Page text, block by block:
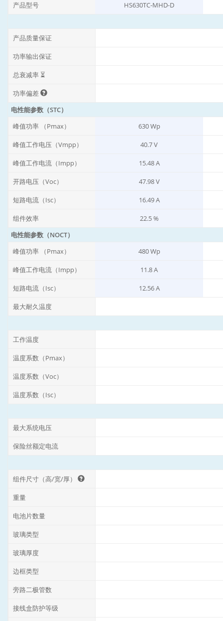
产品型号 HS630TC-MHD-D
产品质量保证
功率输出保证
总衰减率 ⏳
功率偏差
电性能参数（STC）
峰值功率 （Pmax）
630 Wp
峰值工作电压（Vmpp） 40.7 V
峰值工作电流（Impp） 15.48 A
开路电压（Voc） 47.98 V
短路电流（Isc） 16.49 A
组件效率
22.5 %
电性能参数（NOCT）
峰值功率 （Pmax）
480 Wp
峰值工作电流（Impp） 11.8 A
短路电流（Isc） 12.56 A
最大耐久温度
工作温度
温度系数（Pmax）
温度系数（Voc）
温度系数（Isc）
最大系统电压
保险丝额定电流
组件尺寸（高/宽/厚）
重量
电池片数量
玻璃类型
玻璃厚度
边框类型
旁路二极管数
接线盒防护等级